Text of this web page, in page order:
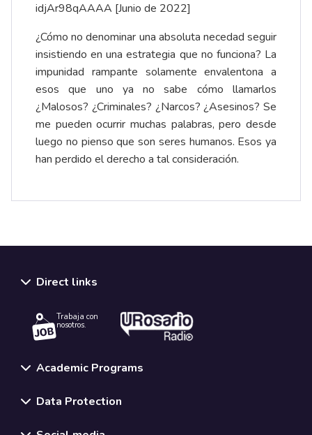
idjAr98qAAAA [Junio de 2022]
¿Cómo no denominar una absoluta necedad seguir
insistiendo en una estrategia que no funciona? La
impunidad rampante solamente envalentona a
esos que uno ya no sabe cómo llamarlos
¿Malosos? ¿Criminales? ¿Narcos? ¿Asesinos? Se
me pueden ocurrir muchas palabras, pero desde
luego no pienso que son seres humanos. Esos ya
han perdido el derecho a tal consideración.
Direct links
Trabaja con
nosotros.
Academic Programs
Data Protection